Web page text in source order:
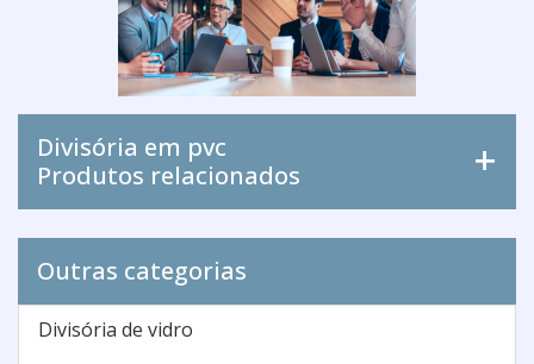
Divisória em pvc
Produtos relacionados
Outras categorias
Divisória de vidro